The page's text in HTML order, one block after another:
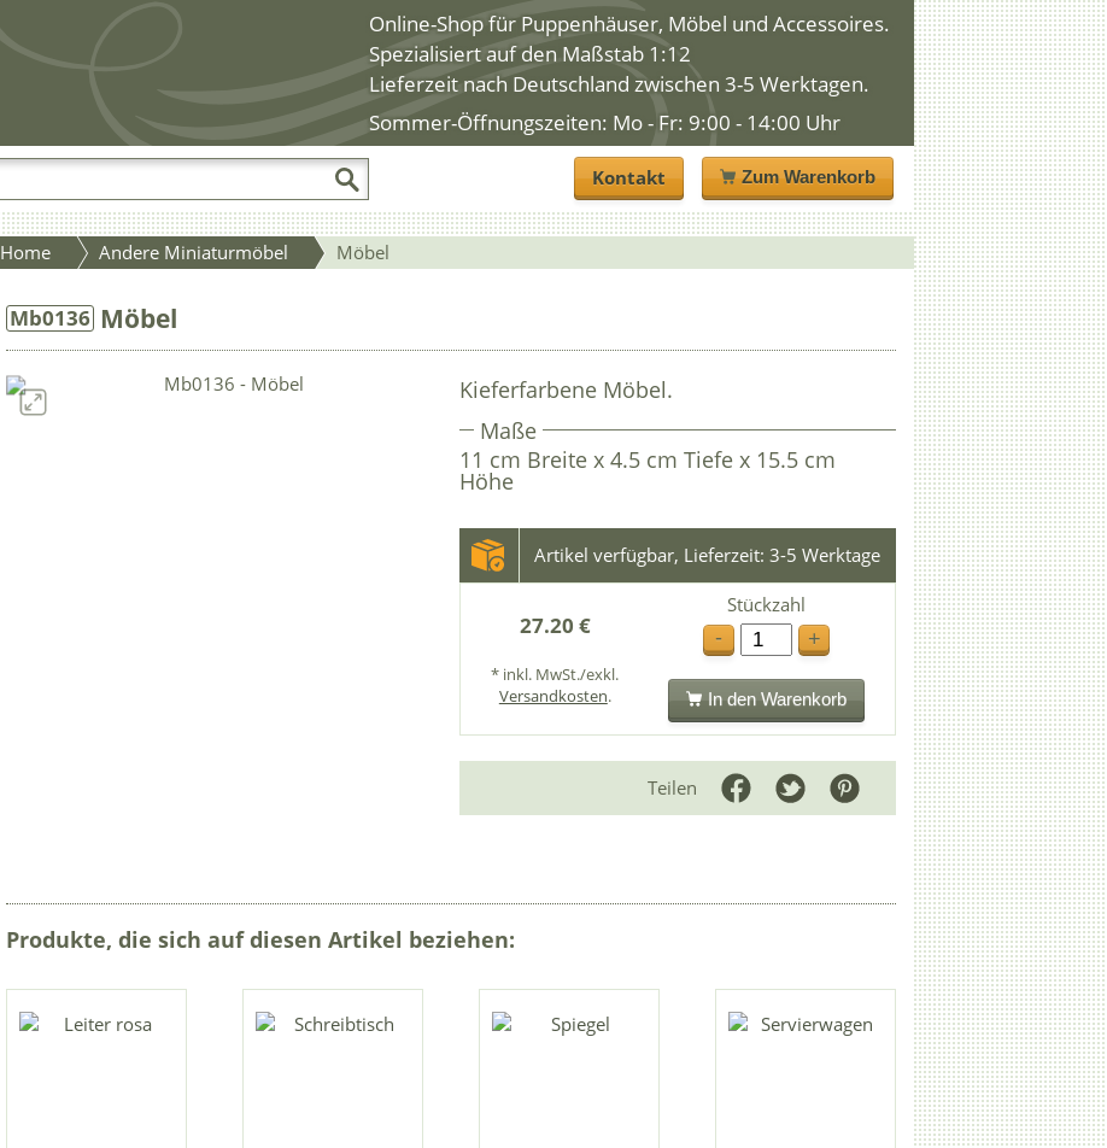
Online-Shop für Puppenhäuser, Möbel und Accessoires.
Spezialisiert auf den Maßstab 1:12
Lieferzeit nach Deutschland zwischen 3-5 Werktagen.
Sommer-Öffnungszeiten: Mo - Fr: 9:00 - 14:00 Uhr
Kontakt Zum Warenkorb
Home Andere Miniaturmöbel Möbel
Mb0136 Möbel
Kieferfarbene Möbel.
Maße
11 cm Breite x 4.5 cm Tiefe x 15.5 cm
Höhe
Artikel verfügbar, Lieferzeit: 3-5 Werktage
27.20 €
* inkl. MwSt./exkl.
Versandkosten.
Stückzahl
-
+
In den Warenkorb
Teilen
Produkte, die sich auf diesen Artikel beziehen: